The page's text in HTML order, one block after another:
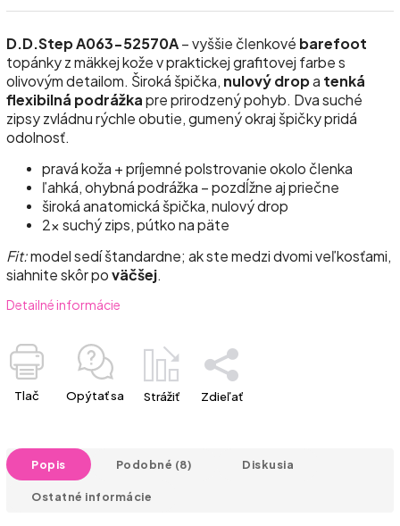
D.D.Step A063-52570A– vyššie členkové barefoot
topánky z mäkkej kože v praktickej grafitovej farbe s
olivovým detailom. Široká špička, nulový dropa tenká
flexibilná podrážkapre prirodzený pohyb. Dva suché
zipsy zvládnu rýchle obutie, gumený okraj špičky pridá
odolnosť.
pravá koža + príjemné polstrovanie okolo členka
ľahká, ohybná podrážka – pozdĺžne aj priečne
široká anatomická špička, nulový drop
2× suchý zips, pútko na päte
Fit:model sedí štandardne; ak ste medzi dvomi veľkosťami,
siahnite skôr poväčšej.
Detailné informácie
Tlač Opýtať sa Strážiť Zdieľať
Popis Podobné (8) Diskusia
Ostatné informácie